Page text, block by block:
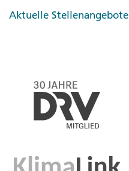
Aktuelle Stellenangebote